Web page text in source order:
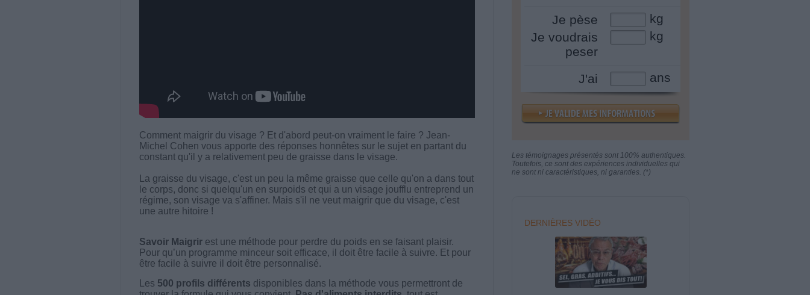
Comment maigrir du visage ? Et d'abord peut-on vraiment le faire ? Jean-
Michel Cohen vous apporte des réponses honnêtes sur le sujet en partant du
constant qu'il y a relativement peu de graisse dans le visage.
La graisse du visage, c'est un peu la même graisse que celle qu'on a dans tout
le corps, donc si quelqu'un en surpoids et qui a un visage joufflu entreprend un
régime, son visage va s'affiner. Mais s'il ne veut maigrir que du visage, c'est
une autre hitoire !
Savoir Maigrirest une méthode pour perdre du poids en se faisant plaisir.
Pour qu’un programme minceur soit efficace, il doit être facile à suivre. Et pour
être facile à suivre il doit être personnalisé.
Les 500 profils différents disponibles dans la méthode vous permettront de
Je pèse
kg
Je voudrais
peser
kg
J'ai ans
Les témoignages présentés sont 100% authentiques.
Toutefois, ce sont des expériences individuelles qui
ne sont ni caractéristiques, ni garanties. (*)
DERNIÈRES VIDÉO